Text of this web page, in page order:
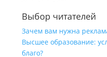
Выбор читателей
Зачем вам нужна
Высшее образование:
благо?